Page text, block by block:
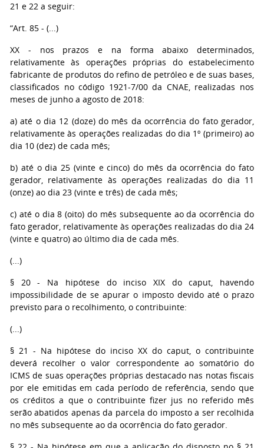
21 e 22 a seguir:
“Art. 85 - (...)
XX - nos prazos e na forma abaixo determinados,
relativamente às operações próprias do estabelecimento
fabricante de produtos do refino de petróleo e de suas bases,
classificados no código 1921-7/00 da CNAE, realizadas nos
meses de junho a agosto de 2018:
a) até o dia 12 (doze) do mês da ocorrência do fato gerador,
relativamente às operações realizadas do dia 1º (primeiro) ao
dia 10 (dez) de cada mês;
b) até o dia 25 (vinte e cinco) do mês da ocorrência do fato
gerador, relativamente às operações realizadas do dia 11
(onze) ao dia 23 (vinte e três) de cada mês;
c) até o dia 8 (oito) do mês subsequente ao da ocorrência do
fato gerador, relativamente às operações realizadas do dia 24
(vinte e quatro) ao último dia de cada mês.
(...)
§ 20 - Na hipótese do inciso XIX do caput, havendo
impossibilidade de se apurar o imposto devido até o prazo
previsto para o recolhimento, o contribuinte:
(...)
§ 21 - Na hipótese do inciso XX do caput, o contribuinte
deverá recolher o valor correspondente ao somatório do
ICMS de suas operações próprias destacado nas notas fiscais
por ele emitidas em cada período de referência, sendo que
os créditos a que o contribuinte fizer jus no referido mês
serão abatidos apenas da parcela do imposto a ser recolhida
no mês subsequente ao da ocorrência do fato gerador.